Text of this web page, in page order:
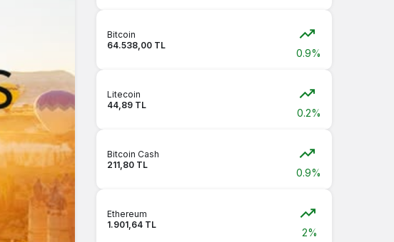
Bitcoin
64.538,00 TL
0.9%
Litecoin
44,89 TL
0.2%
Bitcoin Cash
211,80 TL
0.9%
Ethereum
1.901,64 TL
2%